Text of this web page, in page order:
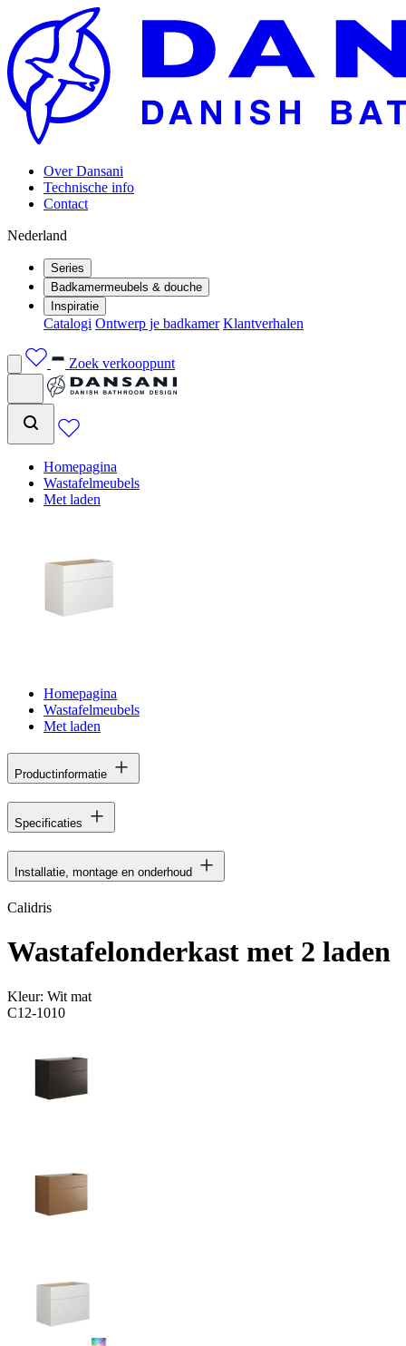
Over Dansani
Technische info
Contact
Nederland
Series
Badkamermeubels & douche
Inspiratie
Catalogi Ontwerp je badkamer Klantverhalen
Zoek verkooppunt
Homepagina
Wastafelmeubels
Met laden
Homepagina
Wastafelmeubels
Met laden
Productinformatie
Specificaties
Installatie, montage en onderhoud
Calidris
Wastafelonderkast met 2 laden
Kleur: Wit mat
C12-1010